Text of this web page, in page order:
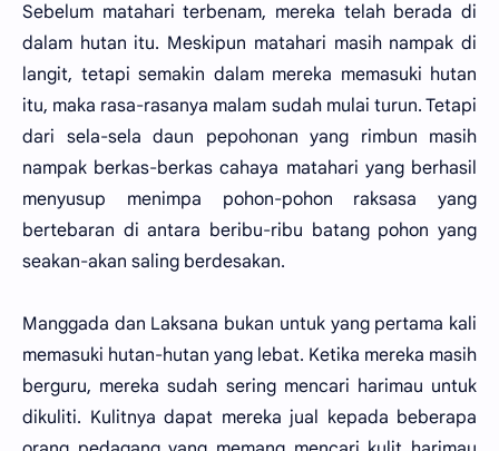
Sebelum matahari terbenam, mereka telah berada di
dalam hutan itu. Meskipun matahari masih nampak di
langit, tetapi semakin dalam mereka memasuki hutan
itu, maka rasa-rasanya malam sudah mulai turun. Tetapi
dari sela-sela daun pepohonan yang rimbun masih
nampak berkas-berkas cahaya matahari yang berhasil
menyusup menimpa pohon-pohon raksasa yang
bertebaran di antara beribu-ribu batang pohon yang
seakan-akan saling berdesakan.
Manggada dan Laksana bukan untuk yang pertama kali
memasuki hutan-hutan yang lebat. Ketika mereka masih
berguru, mereka sudah sering mencari harimau untuk
dikuliti. Kulitnya dapat mereka jual kepada beberapa